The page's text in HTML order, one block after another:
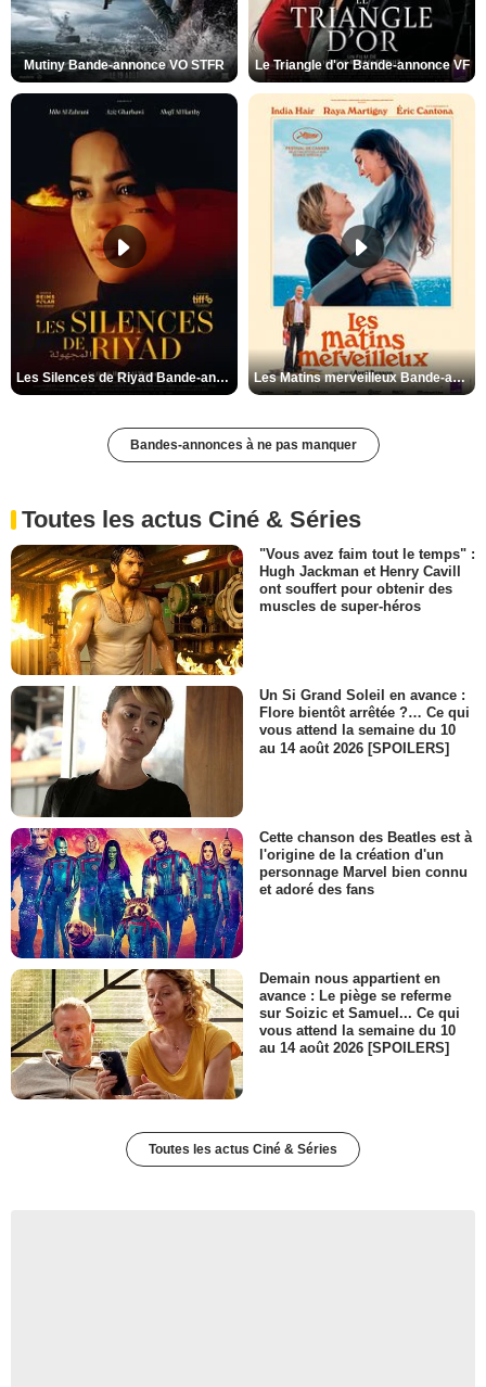
Mutiny Bande-annonce VO STFR Le Triangle d'or Bande-annonce VF
Les Silences de Riyad Bande-annonce VO STFR Les Matins merveilleux Bande-annonce VF
Bandes-annonces à ne pas manquer
Toutes les actus Ciné & Séries
"Vous avez faim tout le temps" :
Hugh Jackman et Henry Cavill
ont souffert pour obtenir des
muscles de super-héros
Un Si Grand Soleil en avance :
Flore bientôt arrêtée ?… Ce qui
vous attend la semaine du 10
au 14 août 2026 [SPOILERS]
Cette chanson des Beatles est à
l'origine de la création d'un
personnage Marvel bien connu
et adoré des fans
Demain nous appartient en
avance : Le piège se referme
sur Soizic et Samuel... Ce qui
vous attend la semaine du 10
au 14 août 2026 [SPOILERS]
Toutes les actus Ciné & Séries